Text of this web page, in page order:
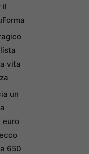
il
vita
un
euro
650